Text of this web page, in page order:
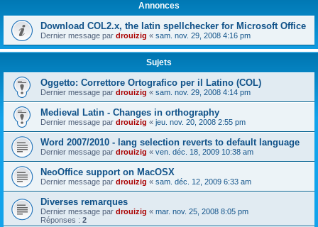
Annonces
Download COL2.x, the latin spellchecker for Microsoft Office
Dernier message par drouizig « sam. nov. 29, 2008 4:16 pm
Sujets
Oggetto: Correttore Ortografico per il Latino (COL)
Dernier message par drouizig « sam. nov. 29, 2008 4:14 pm
Medieval Latin - Changes in orthography
Dernier message par drouizig « jeu. nov. 20, 2008 2:55 pm
Word 2007/2010 - lang selection reverts to default language
Dernier message par drouizig « ven. déc. 18, 2009 10:38 am
NeoOffice support on MacOSX
Dernier message par drouizig « sam. déc. 12, 2009 6:33 am
Diverses remarques
Dernier message par drouizig « mar. nov. 25, 2008 8:05 pm
Réponses : 2